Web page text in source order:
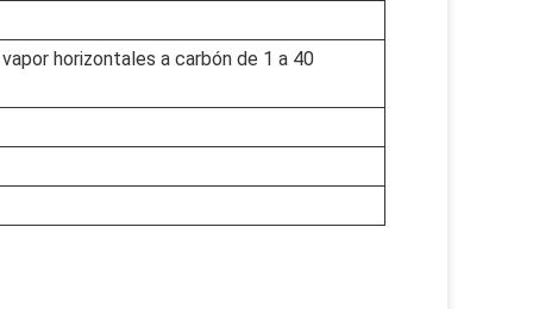
horizontales a carbón de 1 a 40